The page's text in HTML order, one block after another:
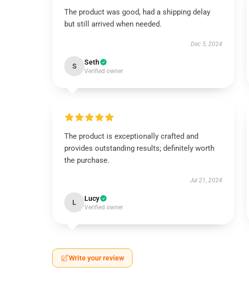
The product was good, had a shipping delay
but still arrived when needed.
Dec 5, 2024
S Seth
Verified owner
The product is exceptionally crafted and
provides outstanding results; definitely worth
the purchase.
Jul 21, 2024
L Lucy
Verified owner
Write your review